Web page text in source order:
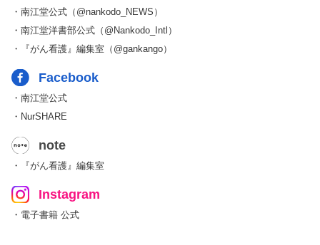
・南江堂公式（@nankodo_NEWS）
・南江堂洋書部公式（@Nankodo_Intl）
・『がん看護』編集室（@gankango）
Facebook
・南江堂公式
・NurSHARE
note
・『がん看護』編集室
Instagram
・電子書籍 公式